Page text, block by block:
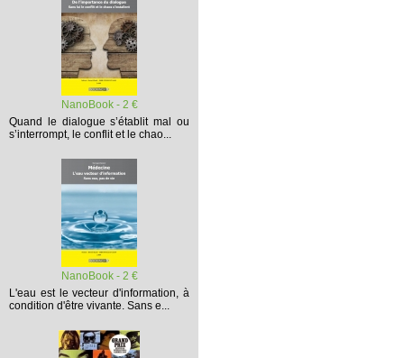
NanoBook - 2 €
Quand le dialogue s’établit mal ou
s’interrompt, le conflit et le chao...
NanoBook - 2 €
L'eau est le vecteur d'information, à
condition d'être vivante. Sans e...